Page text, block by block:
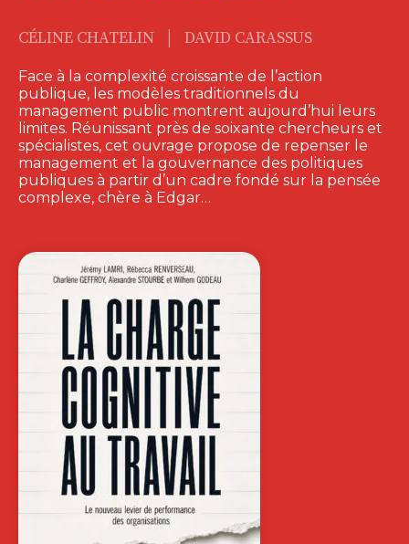
CÉLINE CHATELIN | DAVID CARASSUS
Face à la complexité croissante de l’action
publique, les modèles traditionnels du
management public montrent aujourd’hui leurs
limites. Réunissant près de soixante chercheurs et
spécialistes, cet ouvrage propose de repenser le
management et la gouvernance des politiques
publiques à partir d’un cadre fondé sur la pensée
complexe, chère à Edgar…